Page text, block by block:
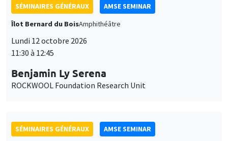
SÉMINAIRES GÉNÉRAUX
AMSE SEMINAR
Îlot Bernard du BoisAmphithéâtre
Lundi 12 octobre 2026
11:30 à 12:45
Benjamin Ly Serena
ROCKWOOL Foundation Research Unit
SÉMINAIRES GÉNÉRAUX
AMSE SEMINAR